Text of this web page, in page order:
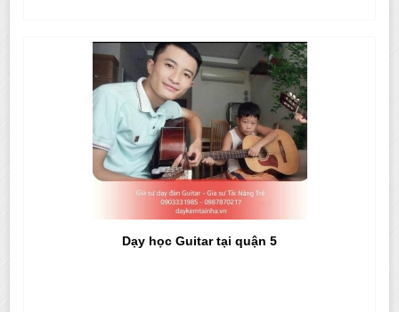
Dạy học Guitar tại quận 5